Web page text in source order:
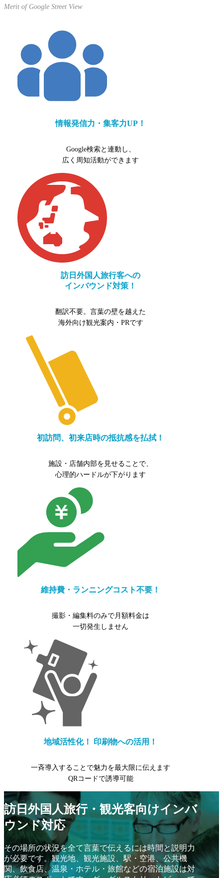
情報発信力・集客力UP！
Google検索と連動し、
広く周知活動ができます
訪日外国人旅行客への
インバウンド対策！
翻訳不要。言葉の壁を越えた
海外向け観光案内・PRです
初訪問、初来店時の抵抗感を払拭！
施設・店舗内部を見せることで、
心理的ハードルが下がります
維持費・ ランニングコスト不要！
撮影・編集料のみで月額料金は
一切発生しません
地域活性化！ 印刷物への活用！
一斉導入することで魅力を最大限に伝えます
QRコードで誘導可能
訪日外国人旅行・観光客向けインバ
ウンド対応
その場所の状況を全て言葉で伝えるには時間と説明力
が必要です。観光地、観光施設、駅・空港、公共機
関、飲食店、温泉・ホテル・旅館などの宿泊施設は対